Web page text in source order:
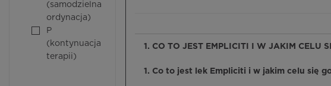
(samodzielna
ordynacja)
P
(kontynuacja
terapii)
1. CO TO JEST EMPLICITI I W JAKIM CELU
1. Co to jest lek Empliciti i w jakim celu się